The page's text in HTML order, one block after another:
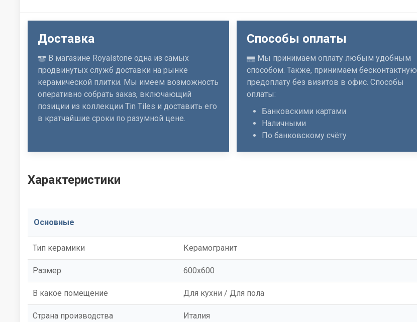
Доставка
В магазине Royalstone одна из самых
продвинутых служб доставки на рынке
керамической плитки. Мы имеем возможность
оперативно собрать заказ, включающий
позиции из коллекции Tin Tiles и доставить его
в кратчайшие сроки по разумной цене.
Способы оплаты
Мы принимаем оплату любым удобным
способом. Также, принимаем бесконтактную
предоплату без визитов в офис. Способы
оплаты:
Банковскими картами
Наличными
По банковскому счёту
Характеристики
Основные
Тип керамики Керамогранит
Размер 600x600
В какое помещение Для кухни / Для пола
Страна производства Италия